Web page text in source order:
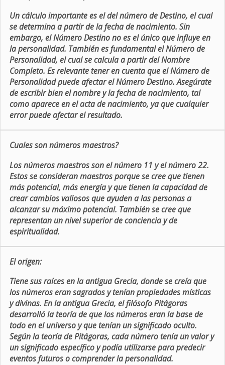
Un cálculo importante es el del número de Destino, el cual
se determina a partir de la fecha de nacimiento. Sin
embargo, el Número Destino no es el único que influye en
la personalidad. También es fundamental el Número de
Personalidad, el cual se calcula a partir del Nombre
Completo. Es relevante tener en cuenta que el Número de
Personalidad puede afectar el Número Destino. Asegúrate
de escribir bien el nombre y la fecha de nacimiento, tal
como aparece en el acta de nacimiento, ya que cualquier
error puede afectar el resultado.
Cuales son números maestros?
Los números maestros son el número 11 y el número 22.
Estos se consideran maestros porque se cree que tienen
más potencial, más energía y que tienen la capacidad de
crear cambios valiosos que ayuden a las personas a
alcanzar su máximo potencial. También se cree que
representan un nivel superior de conciencia y de
espiritualidad.
El origen:
Tiene sus raíces en la antigua Grecia, donde se creía que
los números eran sagrados y tenían propiedades místicas
y divinas. En la antigua Grecia, el filósofo Pitágoras
desarrolló la teoría de que los números eran la base de
todo en el universo y que tenían un significado oculto.
Según la teoría de Pitágoras, cada número tenía un valor y
un significado específico y podía utilizarse para predecir
eventos futuros o comprender la personalidad.